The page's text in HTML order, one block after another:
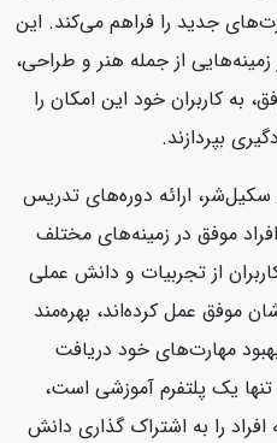
جدید را فراهم می‌کند. این
از جمله هنر و طراحی،
به کاربران خود این امکان را
بپردازند.
ارائه دوره‌های تدریس
موفق در زمینه‌های مختلف
از تجربیات و دانش عملی
موفق عمل کرده‌اند، بهره‌مند
مهارت‌های خود دریافت
یک پلتفرم آموزشی است،
را به اشتراک گذاری دانش